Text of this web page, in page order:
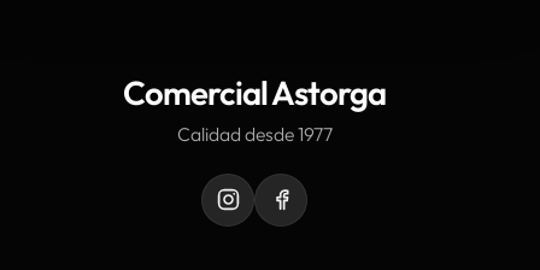
Comercial Astorga
Calidad desde 1977